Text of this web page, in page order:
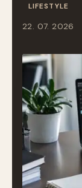
LIFESTYLE
22. 07. 2026